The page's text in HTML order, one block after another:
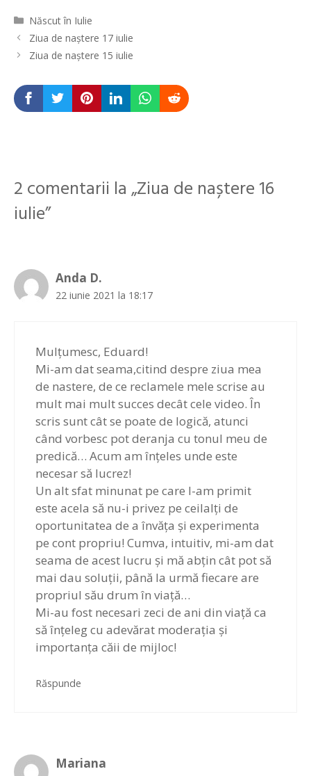
Categorii
Născut în Iulie
Navigare
în
Ziua de naștere 17 iulie
Ziua de naștere 15 iulie
2 comentarii la „Ziua de naștere 16
iulie”
Anda D.
22 iunie 2021 la 18:17
Mulțumesc, Eduard!
Mi-am dat seama,citind despre ziua mea
de nastere, de ce reclamele mele scrise au
mult mai mult succes decât cele video. În
scris sunt cât se poate de logică, atunci
când vorbesc pot deranja cu tonul meu de
predică… Acum am înțeles unde este
necesar să lucrez!
Un alt sfat minunat pe care l-am primit
este acela să nu-i privez pe ceilalți de
oportunitatea de a învăța și experimenta
pe cont propriu! Cumva, intuitiv, mi-am dat
seama de acest lucru și mă abțin cât pot să
mai dau soluții, până la urmă fiecare are
propriul său drum în viață…
Mi-au fost necesari zeci de ani din viață ca
să înțeleg cu adevărat moderația și
importanța căii de mijloc!
Răspunde
Mariana